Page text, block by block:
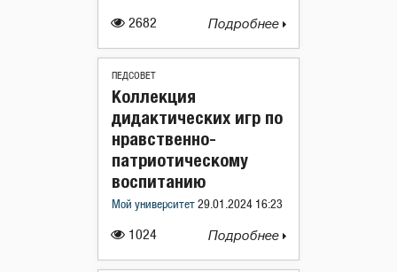
2682 Подробнее
ПЕДСОВЕТ
1024
Коллекция
дидактических игр по
нравственно-
патриотическому
воспитанию
Мой университет 29.01.2024 16:23
Подробнее